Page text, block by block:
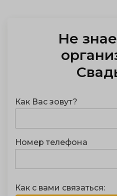
Не
Как Вас зовут?
Номер телефона
Как с вами связаться: